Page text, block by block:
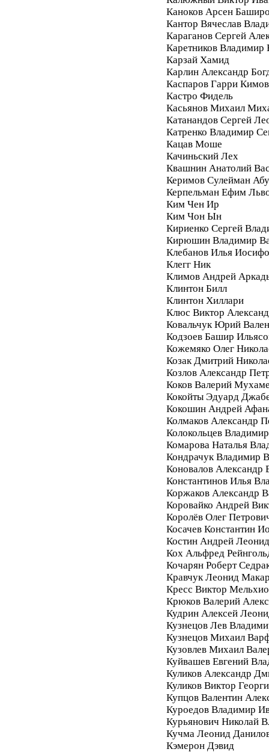
Каноков Арсен
Кантор Вячеслав
Караганов Сергей
Каретников Владимир
Карзай Хамид
Карлин Александр
Каспаров Гарри
Кастро Фидель
Касьянов Михаил
Катанандов Сергей
Катренко Владимир
Кацав Моше
Качиньский Лех
Квашнин Анатолий
Керимов Сулейман
Керпельман Ефим
Ким Чен Ир
Ким Чон Ын
Кириенко Сергей
Кирюшин Владимир
Клебанов Илья
Клегг Ник
Климов Андрей
Клинтон Билл
Клинтон Хиллари
Клюс Виктор
Ковальчук Юрий
Кодзоев Башир
Кожемяко Олег
Козак Дмитрий
Козлов Александр
Коков Валерий
Кокойты Эдуард
Кокошин Андрей
Колмаков Александр
Колокольцев
Комарова Наталья
Кондрачук Владимир
Коновалов Александр
Константинов Илья
Коржаков Александр
Коровайко Андрей
Королёв Олег
Косачев Константин
Костин Андрей
Кох Альфред
Кочарян Роберт
Кравчук Леонид
Кресс Виктор
Крюков Валерий
Кудрин Алексей
Кузнецов Лев
Кузнецов Михаил
Кузовлев Михаил
Куйвашев Евгений
Куликов Александр
Куликов Виктор
Купцов Валентин
Куроедов Владимир
Курьянович Николай
Кучма Леонид
Кэмерон Дэвид